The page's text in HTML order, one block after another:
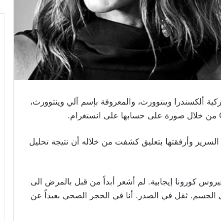
ألكسندرا وينتوورث، والمعروفة بإسم آلي وينتوورث،
وأرفقتها بتعليق كشفت من خلاله أن نتيجة تحليل
كورونا إيجابية. لم أشعر أبداً من قبل بالمرض الى
الجسم. ثقل في الصدر. أنا في الحجر الصحي بعيداً عن